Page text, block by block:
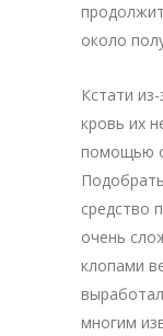
около
Кстати
кровь их
помощью
средство
очень
клопами
многим